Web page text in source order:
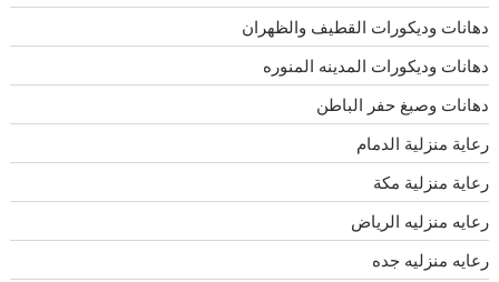
دهانات وديكورات القطيف والظهران
دهانات وديكورات المدينه المنوره
دهانات وصبغ حفر الباطن
رعاية منزلية الدمام
رعاية منزلية مكة
رعايه منزليه الرياض
رعايه منزليه جده